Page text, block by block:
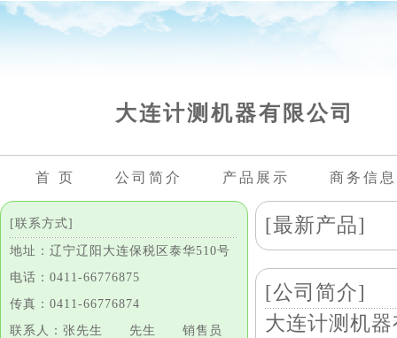
大连计测机器有限公司
首 页 公司简介 产品展示 商务信息
[联系方式]
地址：辽宁辽阳大连保税区泰华510号
电话：0411-66776875
传真：0411-66776874
联系人：张先生 先生 销售员
[最新产品]
[公司简介]
大连计测机